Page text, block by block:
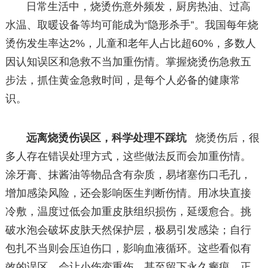
日常生活中，烧烫伤意外频发，厨房热油、过高
水温、取暖设备等均可能成为“隐形杀手”。我国每年烧
烫伤发生率达2%，儿童和老年人占比超60%，多数人
因认知误区和急救不当加重伤情。掌握烧烫伤急救五
步法，抓住黄金急救时间，是每个人必备的健康常
识。
远离烧烫伤误区，科学处理不踩坑
烧烫伤后，很
多人存在错误处理方式，这些做法反而会加重伤情。
涂牙膏、抹酱油等物品含有杂质，易堵塞伤口毛孔，
增加感染风险，还会影响医生判断伤情。用冰块直接
冷敷，温度过低会加重皮肤组织损伤，延缓愈合。挑
破水泡会破坏皮肤天然保护层，极易引发感染；自行
包扎不当则会压迫伤口，影响血液循环。这些看似有